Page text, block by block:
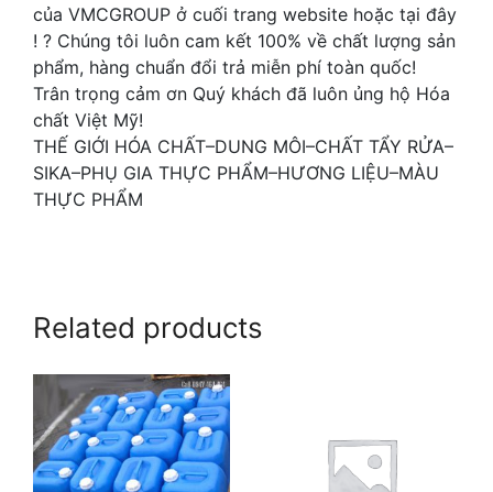
của VMCGROUP ở cuối trang website hoặc tại đây
! ? Chúng tôi luôn cam kết 100% về chất lượng sản
phẩm, hàng chuẩn đổi trả miễn phí toàn quốc!
Trân trọng cảm ơn Quý khách đã luôn ủng hộ Hóa
chất Việt Mỹ! ️
THẾ GIỚI HÓA CHẤT–DUNG MÔI–CHẤT TẨY RỬA–
SIKA–PHỤ GIA THỰC PHẨM–HƯƠNG LIỆU–MÀU
THỰC PHẨM
Related products